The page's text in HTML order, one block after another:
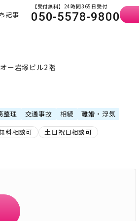
記事
【受付無料】24時間365日受付
050-5578-9800
ー岩塚ビル2階
整理 交通事故 相続 離婚・浮気
料相談可
土日祝日相談可